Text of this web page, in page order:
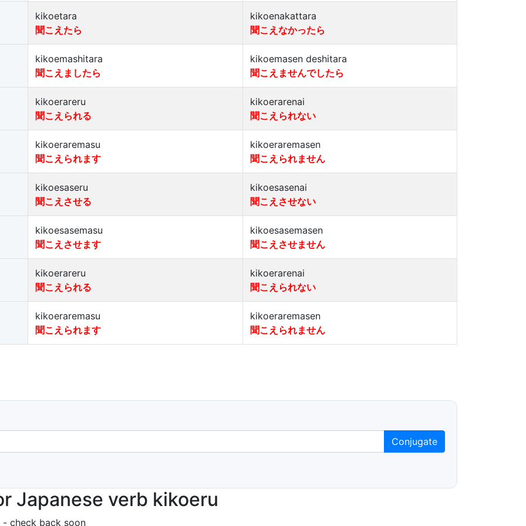
kikoetara
聞こえたら
kikoenakattara
聞こえなかったら
kikoemashitara
聞こえましたら
kikoemasen deshitara
聞こえませんでしたら
kikoerareru
聞こえられる
kikoerarenai
聞こえられない
kikoeraremasu
聞こえられます
kikoeraremasen
聞こえられません
kikoesaseru
聞こえさせる
kikoesasenai
聞こえさせない
kikoesasemasu
聞こえさせます
kikoesasemasen
聞こえさせません
kikoerareru
聞こえられる
kikoerarenai
聞こえられない
kikoeraremasu
聞こえられます
kikoeraremasen
聞こえられません
Conjugate
Japanese verb kikoeru
- check back soon